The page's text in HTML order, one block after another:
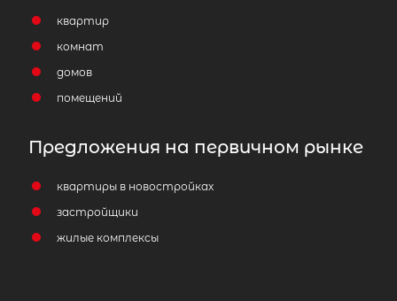
квартир
комнат
домов
помещений
Предложения на первичном рынке
квартиры в новостройках
застройщики
жилые комплексы